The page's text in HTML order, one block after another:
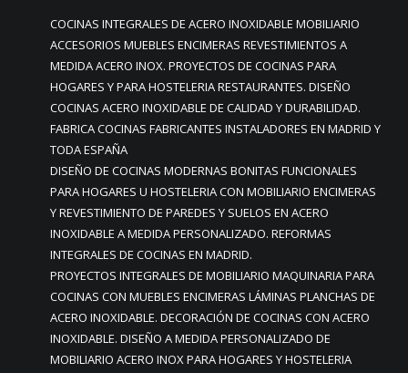
COCINAS INTEGRALES DE ACERO INOXIDABLE MOBILIARIO
ACCESORIOS MUEBLES ENCIMERAS REVESTIMIENTOS A
MEDIDA ACERO INOX. PROYECTOS DE COCINAS PARA
HOGARES Y PARA HOSTELERIA RESTAURANTES. DISEÑO
COCINAS ACERO INOXIDABLE DE CALIDAD Y DURABILIDAD.
FABRICA COCINAS FABRICANTES INSTALADORES EN MADRID Y
TODA ESPAÑA
DISEÑO DE COCINAS MODERNAS BONITAS FUNCIONALES
PARA HOGARES U HOSTELERIA CON MOBILIARIO ENCIMERAS
Y REVESTIMIENTO DE PAREDES Y SUELOS EN ACERO
INOXIDABLE A MEDIDA PERSONALIZADO. REFORMAS
INTEGRALES DE COCINAS EN MADRID.
PROYECTOS INTEGRALES DE MOBILIARIO MAQUINARIA PARA
COCINAS CON MUEBLES ENCIMERAS LÁMINAS PLANCHAS DE
ACERO INOXIDABLE. DECORACIÓN DE COCINAS CON ACERO
INOXIDABLE. DISEÑO A MEDIDA PERSONALIZADO DE
MOBILIARIO ACERO INOX PARA HOGARES Y HOSTELERIA